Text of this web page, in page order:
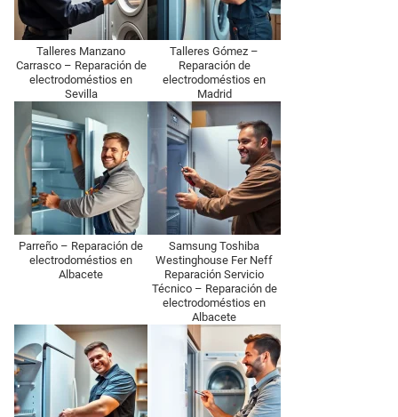
Talleres Manzano
Carrasco – Reparación de
electrodoméstios en
Sevilla
Talleres Gómez –
Reparación de
electrodoméstios en
Madrid
Parreño – Reparación de
electrodoméstios en
Albacete
Samsung Toshiba
Westinghouse Fer Neff
Reparación Servicio
Técnico – Reparación de
electrodoméstios en
Albacete